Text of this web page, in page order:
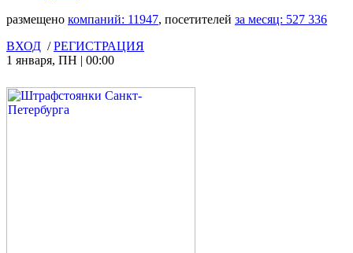
размещено компаний: 11947, посетителей за месяц: 527 336
ВХОД /РЕГИСТРАЦИЯ
1 января, ПН | 00:00